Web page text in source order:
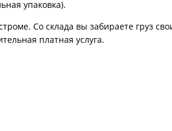
упаковка).
Со склада вы забираете груз
платная услуга.